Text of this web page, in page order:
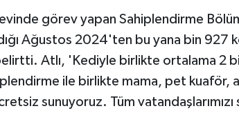
görev yapan Sahiplendirme
Ağustos 2024'ten bu yana bin 927
Atlı, 'Kediyle birlikte ortalama 2
ile birlikte mama, pet kuaför,
sunuyoruz. Tüm